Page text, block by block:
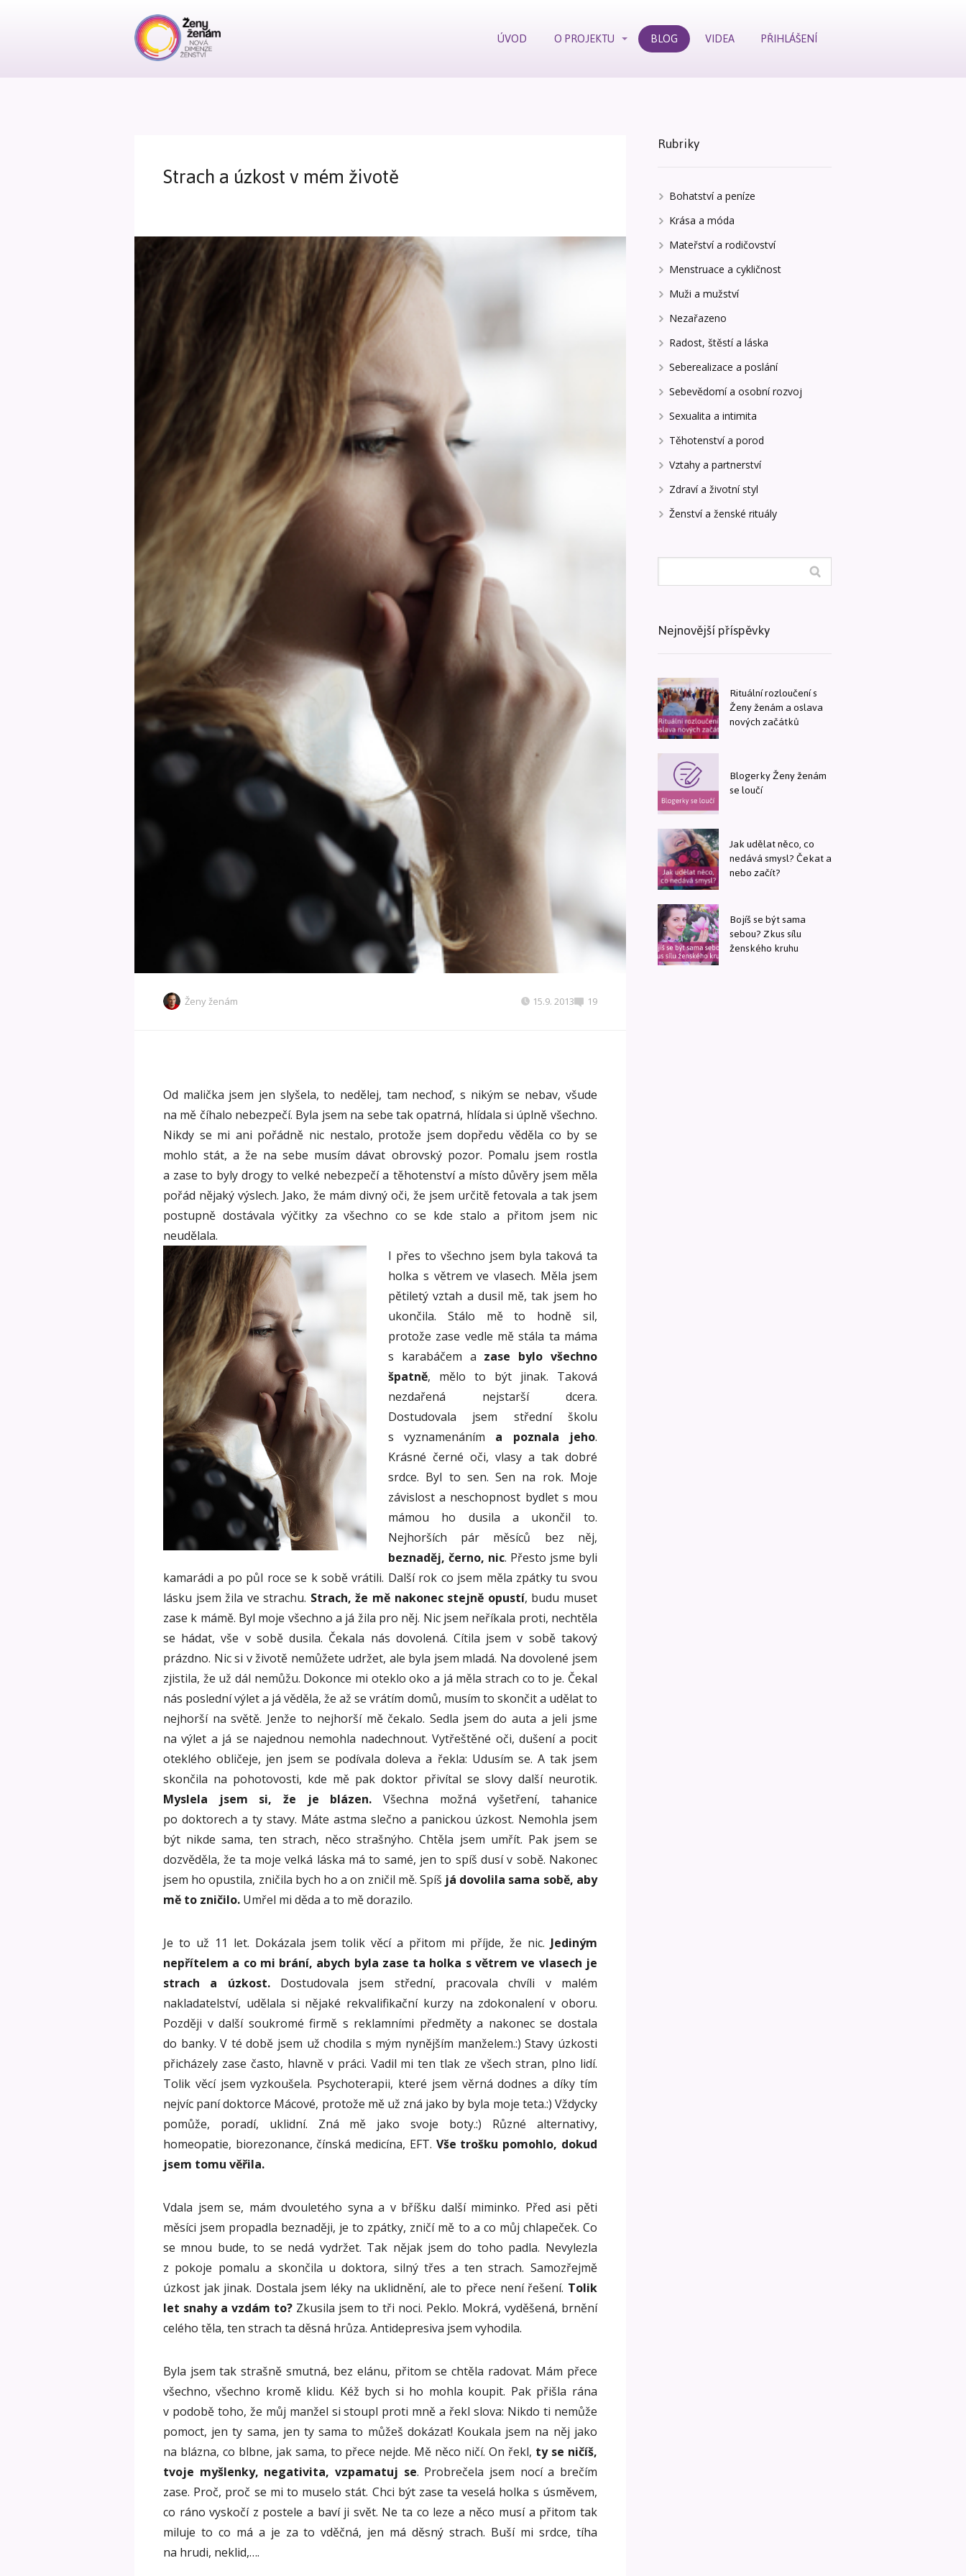
ÚVOD O PROJEKTU BLOG VIDEA PŘIHLÁŠENÍ
Strach a úzkost v mém životě
Ženy ženám 15.9. 2013 19
Od malička jsem jen slyšela, to nedělej, tam nechoď, s nikým se nebav, všude
na mě číhalo nebezpečí. Byla jsem na sebe tak opatrná, hlídala si úplně všechno.
Nikdy se mi ani pořádně nic nestalo, protože jsem dopředu věděla co by se
mohlo stát, a že na sebe musím dávat obrovský pozor. Pomalu jsem rostla
a zase to byly drogy to velké nebezpečí a těhotenství a místo důvěry jsem měla
pořád nějaký výslech. Jako, že mám divný oči, že jsem určitě fetovala a tak jsem
postupně dostávala výčitky za všechno co se kde stalo a přitom jsem nic
neudělala.
I přes to všechno jsem byla taková ta
holka s větrem ve vlasech. Měla jsem
pětiletý vztah a dusil mě, tak jsem ho
ukončila. Stálo mě to hodně sil,
protože zase vedle mě stála ta máma
s karabáčem a zase bylo všechno
špatně, mělo to být jinak. Taková
nezdařená nejstarší dcera.
Dostudovala jsem střední školu
s vyznamenáním a poznala jeho.
Krásné černé oči, vlasy a tak dobré
srdce. Byl to sen. Sen na rok. Moje
závislost a neschopnost bydlet s mou
mámou ho dusila a ukončil to.
Nejhorších pár měsíců bez něj,
beznaděj, černo, nic. Přesto jsme byli
kamarádi a po půl roce se k sobě vrátili. Další rok co jsem měla zpátky tu svou
lásku jsem žila ve strachu. Strach, že mě nakonec stejně opustí, budu muset
zase k mámě. Byl moje všechno a já žila pro něj. Nic jsem neříkala proti, nechtěla
se hádat, vše v sobě dusila. Čekala nás dovolená. Cítila jsem v sobě takový
prázdno. Nic si v životě nemůžete udržet, ale byla jsem mladá. Na dovolené jsem
zjistila, že už dál nemůžu. Dokonce mi oteklo oko a já měla strach co to je. Čekal
nás poslední výlet a já věděla, že až se vrátím domů, musím to skončit a udělat to
nejhorší na světě. Jenže to nejhorší mě čekalo. Sedla jsem do auta a jeli jsme
na výlet a já se najednou nemohla nadechnout. Vytřeštěné oči, dušení a pocit
oteklého obličeje, jen jsem se podívala doleva a řekla: Udusím se. A tak jsem
skončila na pohotovosti, kde mě pak doktor přivítal se slovy další neurotik.
Myslela jsem si, že je blázen. Všechna možná vyšetření, tahanice
po doktorech a ty stavy. Máte astma slečno a panickou úzkost. Nemohla jsem
být nikde sama, ten strach, něco strašnýho. Chtěla jsem umřít. Pak jsem se
dozvěděla, že ta moje velká láska má to samé, jen to spíš dusí v sobě. Nakonec
jsem ho opustila, zničila bych ho a on zničil mě. Spíš já dovolila sama sobě, aby
mě to zničilo. Umřel mi děda a to mě dorazilo.
Je to už 11 let. Dokázala jsem tolik věcí a přitom mi příjde, že nic. Jediným
nepřítelem a co mi brání, abych byla zase ta holka s větrem ve vlasech je
strach a úzkost.Dostudovala jsem střední, pracovala chvíli v malém
nakladatelství, udělala si nějaké rekvalifikační kurzy na zdokonalení v oboru.
Později v další soukromé firmě s reklamními předměty a nakonec se dostala
do banky. V té době jsem už chodila s mým nynějším manželem.:) Stavy úzkosti
přicházely zase často, hlavně v práci. Vadil mi ten tlak ze všech stran, plno lidí.
Tolik věcí jsem vyzkoušela. Psychoterapii, které jsem věrná dodnes a díky tím
nejvíc paní doktorce Mácové, protože mě už zná jako by byla moje teta.:) Vždycky
pomůže, poradí, uklidní. Zná mě jako svoje boty.:) Různé alternativy,
homeopatie, biorezonance, čínská medicína, EFT. Vše trošku pomohlo, dokud
jsem tomu věřila.
Vdala jsem se, mám dvouletého syna a v bříšku další miminko. Před asi pěti
měsíci jsem propadla beznaději, je to zpátky, zničí mě to a co můj chlapeček. Co
se mnou bude, to se nedá vydržet. Tak nějak jsem do toho padla. Nevylezla
z pokoje pomalu a skončila u doktora, silný třes a ten strach. Samozřejmě
úzkost jak jinak. Dostala jsem léky na uklidnění, ale to přece není řešení. Tolik
let snahy a vzdám to?Zkusila jsem to tři noci. Peklo. Mokrá, vyděšená, brnění
celého těla, ten strach ta děsná hrůza. Antidepresiva jsem vyhodila.
Byla jsem tak strašně smutná, bez elánu, přitom se chtěla radovat. Mám přece
všechno, všechno kromě klidu. Kéž bych si ho mohla koupit. Pak přišla rána
v podobě toho, že můj manžel si stoupl proti mně a řekl slova: Nikdo ti nemůže
pomoct, jen ty sama, jen ty sama to můžeš dokázat! Koukala jsem na něj jako
na blázna, co blbne, jak sama, to přece nejde. Mě něco ničí. On řekl, ty se ničíš,
tvoje myšlenky, negativita, vzpamatuj se. Probrečela jsem nocí a brečím
zase. Proč, proč se mi to muselo stát. Chci být zase ta veselá holka s úsměvem,
co ráno vyskočí z postele a baví ji svět. Ne ta co leze a něco musí a přitom tak
miluje to co má a je za to vděčná, jen má děsný strach. Buší mi srdce, tíha
na hrudi, neklid,….
Rubriky
Bohatství a peníze
Krása a móda
Mateřství a rodičovství
Menstruace a cykličnost
Muži a mužství
Nezařazeno
Radost, štěstí a láska
Seberealizace a poslání
Sebevědomí a osobní rozvoj
Sexualita a intimita
Těhotenství a porod
Vztahy a partnerství
Zdraví a životní styl
Ženství a ženské rituály
Nejnovější příspěvky
Rituální rozloučení s
Ženy ženám a oslava
nových začátků
Blogerky Ženy ženám
se loučí
Jak udělat něco, co
nedává smysl? Čekat a
nebo začít?
Bojíš se být sama
sebou? Zkus sílu
ženského kruhu